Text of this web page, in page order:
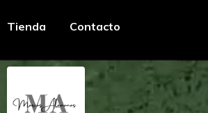
Tienda Contacto